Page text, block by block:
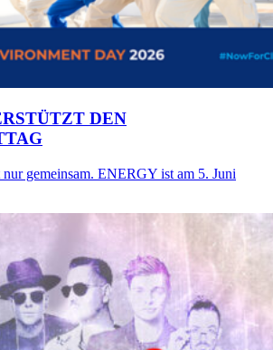
DEN
gemeinsam. ENERGY ist am 5. Juni